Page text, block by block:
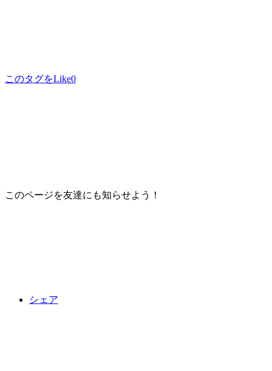
このタグをLike0
このページを友達にも知らせよう！
シェア